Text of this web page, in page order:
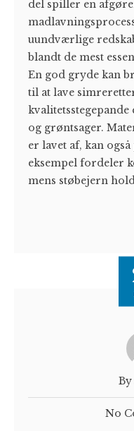
del spiller en
uundværlige
blandt de mest
En god gryde kan
til at lave
og grøntsager.
er lavet af, kan
eksempel fordeler
mens støbejern
No